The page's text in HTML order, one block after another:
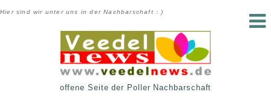
Hier sind wir unter uns in der Nachbarschaft : )
offene Seite der Poller Nachbarschaft